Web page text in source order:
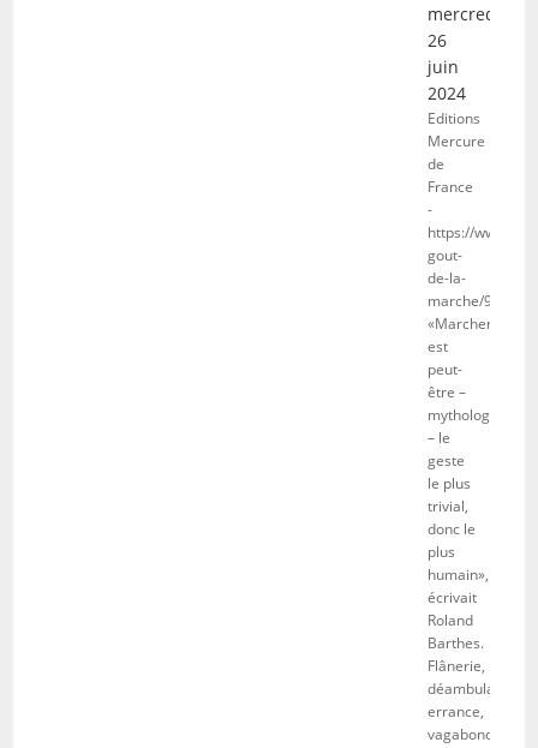
mercredi
26
juin
2024
Editions
Mercure
de
France
-
https://
gout-
de-la-
marche/
«Marcher
est
peut-
être –
– le
geste
le plus
trivial,
donc le
plus
humain»,
écrivait
Roland
Barthes.
Flânerie,
déambulation,
errance,
vagabondage,